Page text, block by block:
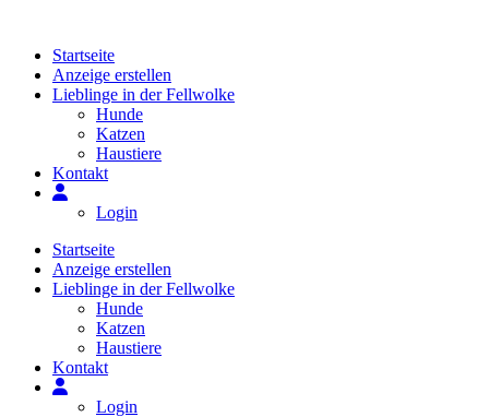
springenStartseite
Anzeige erstellen
Lieblinge in der Fellwolke
Hunde
Katzen
Haustiere
Kontakt
Login
Startseite
Anzeige erstellen
Lieblinge in der Fellwolke
Hunde
Katzen
Haustiere
Kontakt
Login